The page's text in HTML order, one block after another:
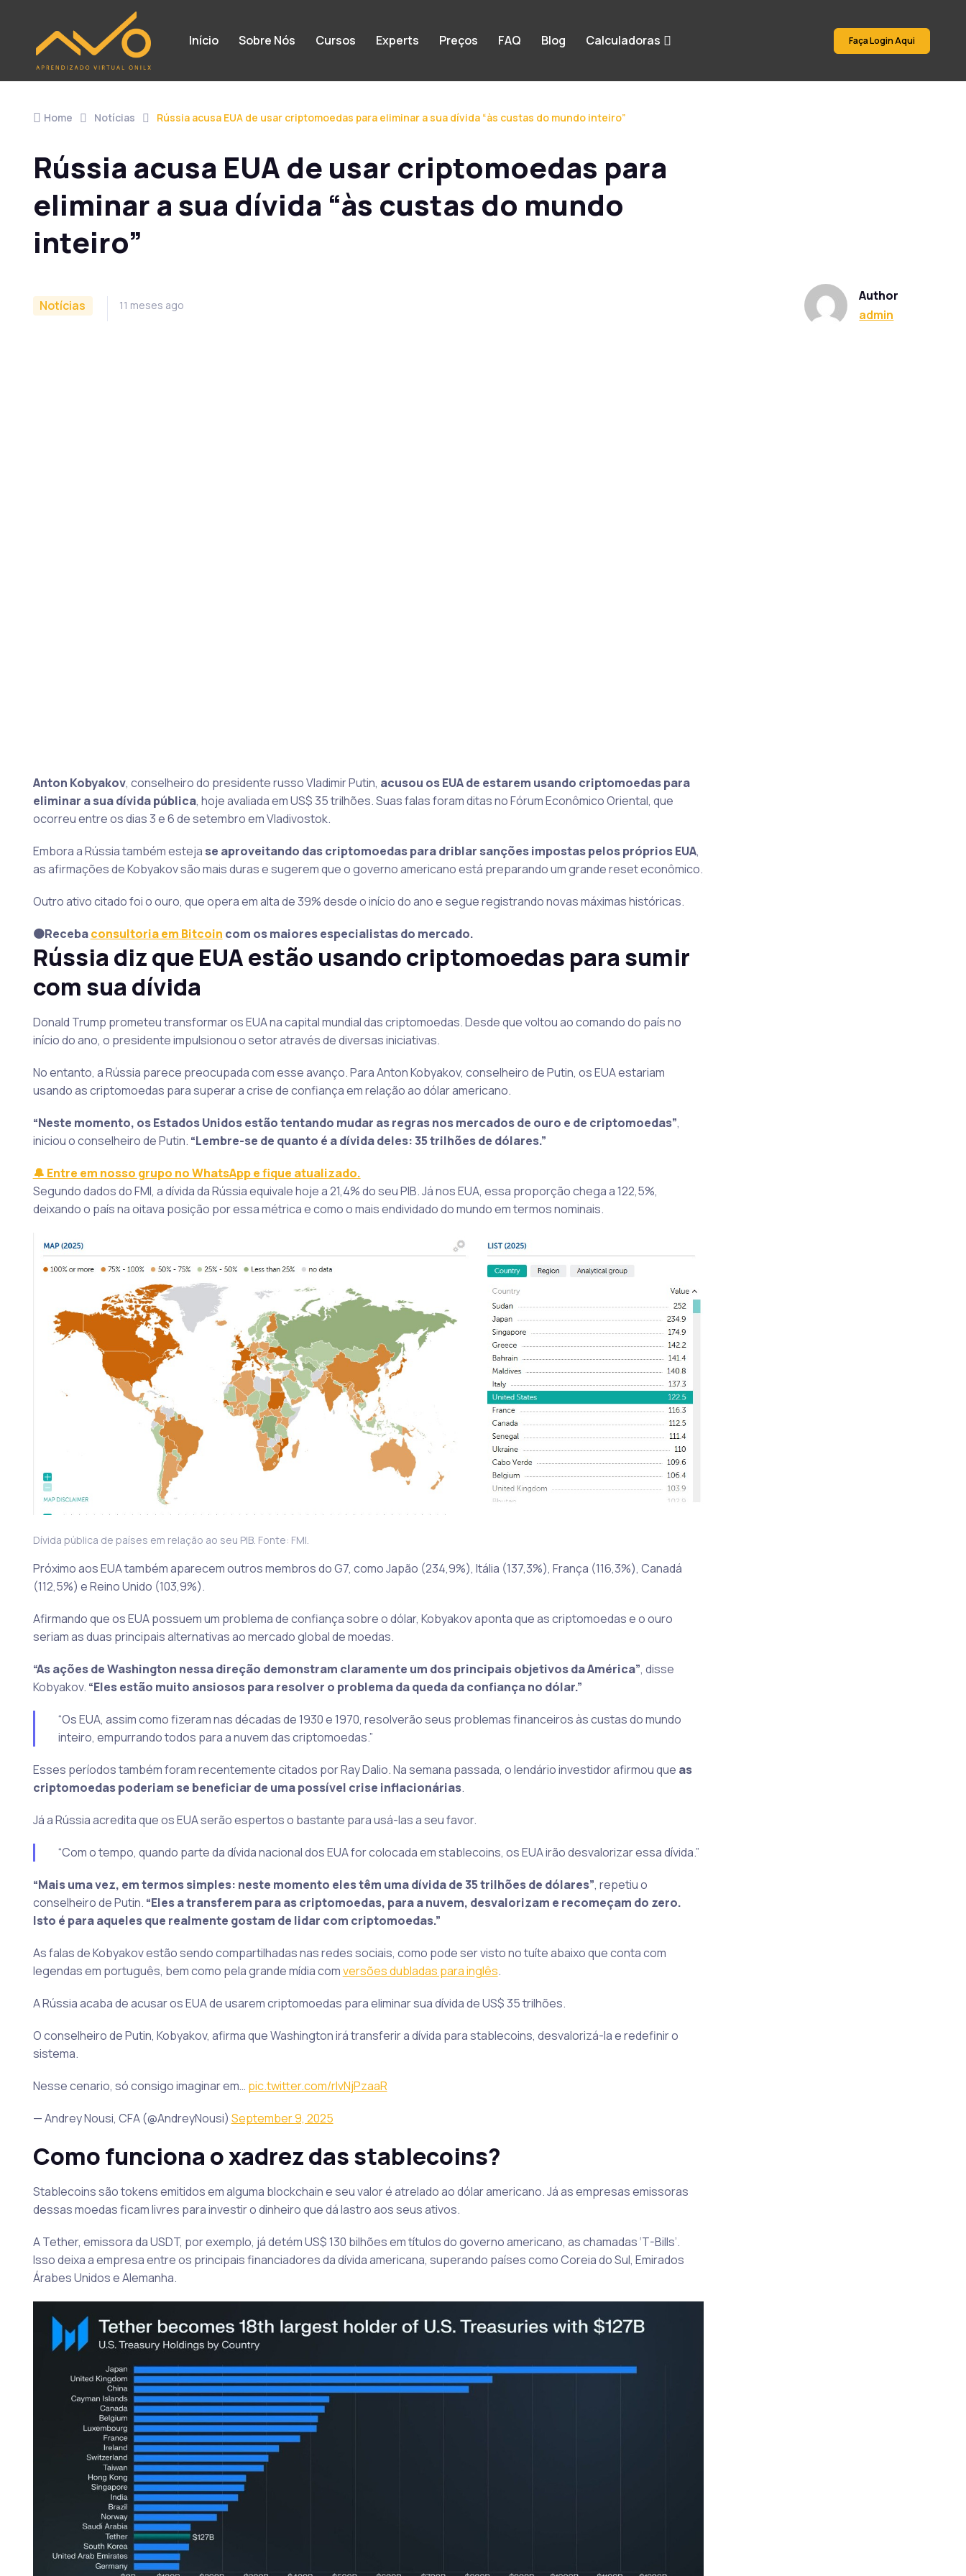
Início Sobre Nós Cursos Experts Preços FAQ Blog Calculadoras Faça Login Aqui
Home Notícias Rússia acusa EUA de usar criptomoedas para eliminar a sua dívida “às custas do mundo inteiro”
Rússia acusa EUA de usar criptomoedas para
eliminar a sua dívida “às custas do mundo
inteiro”
Notícias 11 meses ago
Author
admin
Anton Kobyakov, conselheiro do presidente russo Vladimir Putin, acusou os EUA de estarem usando criptomoedas para
eliminar a sua dívida pública, hoje avaliada em US$ 35 trilhões. Suas falas foram ditas no Fórum Econômico Oriental, que
ocorreu entre os dias 3 e 6 de setembro em Vladivostok.
Embora a Rússia também esteja se aproveitando das criptomoedas para driblar sanções impostas pelos próprios EUA,
as afirmações de Kobyakov são mais duras e sugerem que o governo americano está preparando um grande reset econômico.
Outro ativo citado foi o ouro, que opera em alta de 39% desde o início do ano e segue registrando novas máximas históricas.
🟠Recebaconsultoria em Bitcoin com os maiores especialistas do mercado.
Rússia diz que EUA estão usando criptomoedas para sumir
com sua dívida
Donald Trump prometeu transformar os EUA na capital mundial das criptomoedas. Desde que voltou ao comando do país no
início do ano, o presidente impulsionou o setor através de diversas iniciativas.
No entanto, a Rússia parece preocupada com esse avanço. Para Anton Kobyakov, conselheiro de Putin, os EUA estariam
usando as criptomoedas para superar a crise de confiança em relação ao dólar americano.
“Neste momento, os Estados Unidos estão tentando mudar as regras nos mercados de ouro e de criptomoedas”,
iniciou o conselheiro de Putin. “Lembre-se de quanto é a dívida deles: 35 trilhões de dólares.”
🔔 Entre em nosso grupo no WhatsApp e fique atualizado.
Segundo dados do FMI, a dívida da Rússia equivale hoje a 21,4% do seu PIB. Já nos EUA, essa proporção chega a 122,5%,
deixando o país na oitava posição por essa métrica e como o mais endividado do mundo em termos nominais.
Dívida pública de países em relação ao seu PIB. Fonte: FMI.
Próximo aos EUA também aparecem outros membros do G7, como Japão (234,9%), Itália (137,3%), França (116,3%), Canadá
(112,5%) e Reino Unido (103,9%).
Afirmando que os EUA possuem um problema de confiança sobre o dólar, Kobyakov aponta que as criptomoedas e o ouro
seriam as duas principais alternativas ao mercado global de moedas.
“As ações de Washington nessa direção demonstram claramente um dos principais objetivos da América”, disse
Kobyakov. “Eles estão muito ansiosos para resolver o problema da queda da confiança no dólar.”
“Os EUA, assim como fizeram nas décadas de 1930 e 1970, resolverão seus problemas financeiros às custas do mundo
inteiro, empurrando todos para a nuvem das criptomoedas.”
Esses períodos também foram recentemente citados por Ray Dalio. Na semana passada, o lendário investidor afirmou que as
criptomoedas poderiam se beneficiar de uma possível crise inflacionárias.
Já a Rússia acredita que os EUA serão espertos o bastante para usá-las a seu favor.
“Com o tempo, quando parte da dívida nacional dos EUA for colocada em stablecoins, os EUA irão desvalorizar essa dívida.”
“Mais uma vez, em termos simples: neste momento eles têm uma dívida de 35 trilhões de dólares”, repetiu o
conselheiro de Putin. “Eles a transferem para as criptomoedas, para a nuvem, desvalorizam e recomeçam do zero.
Isto é para aqueles que realmente gostam de lidar com criptomoedas.”
As falas de Kobyakov estão sendo compartilhadas nas redes sociais, como pode ser visto no tuíte abaixo que conta com
legendas em português, bem como pela grande mídia comversões dubladas para inglês.
A Rússia acaba de acusar os EUA de usarem criptomoedas para eliminar sua dívida de US$ 35 trilhões.
O conselheiro de Putin, Kobyakov, afirma que Washington irá transferir a dívida para stablecoins, desvalorizá-la e redefinir o
sistema.
Nesse cenario, só consigo imaginar em… pic.twitter.com/rlvNjPzaaR
— Andrey Nousi, CFA (@AndreyNousi) September 9, 2025
Como funciona o xadrez das stablecoins?
Stablecoins são tokens emitidos em alguma blockchain e seu valor é atrelado ao dólar americano. Já as empresas emissoras
dessas moedas ficam livres para investir o dinheiro que dá lastro aos seus ativos.
A Tether, emissora da USDT, por exemplo, já detém US$ 130 bilhões em títulos do governo americano, as chamadas ‘T-Bills’.
Isso deixa a empresa entre os principais financiadores da dívida americana, superando países como Coreia do Sul, Emirados
Árabes Unidos e Alemanha.